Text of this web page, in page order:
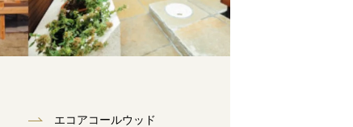
エコアコールウッド